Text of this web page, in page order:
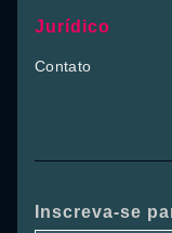
Jurídico
Contato
Inscreva-se